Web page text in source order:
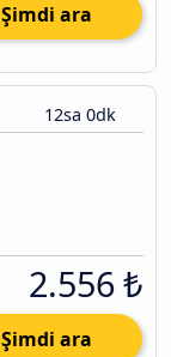
Şimdi ara
12sa 0dk
2.556 ₺
Şimdi ara